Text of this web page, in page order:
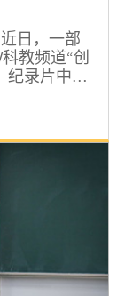
日，一部
教频道“创
纪录片中，
练地工作
驾驶员竟
学院2011
的远程智
心使命：